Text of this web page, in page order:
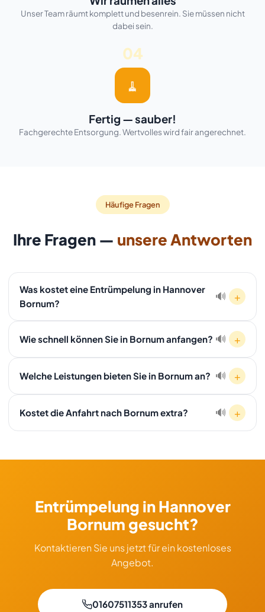
Unser Team räumt komplett und besenrein. Sie müssen nicht
dabei sein.
04
🧹
Fertig — sauber!
Fachgerechte Entsorgung. Wertvolles wird fair angerechnet.
Häufige Fragen
Ihre Fragen — unsere Antworten
Was kostet eine Entrümpelung in Hannover
Bornum?
🔊 +
Die Kosten hängen von Volumen, Stockwerk und
Wertgegenständen ab. Nach einer kostenlosen Besichtigung
in Bornum erhalten Sie ein verbindliches Festpreisangebot.
Rufen Sie an: 01607511353.
Wie schnell können Sie in Bornum anfangen? 🔊 +
Da Bornum ein Stadtteil von Hannover ist, können wir oft
innerhalb von 24 Stunden bei Ihnen sein. Bei dringenden Fällen
ist ein Start am selben Tag möglich.
Welche Leistungen bieten Sie in Bornum an? 🔊 +
In Bornum bieten wir: Entrümpelung, Haushaltsauflösung,
Wohnungsauflösung, Kellerräumung, Entkernung,
Schrottabholung, Ankauf und Transport — alles mit Festpreis
Kostet die Anfahrt nach Bornum extra? 🔊 +
Entrümpelung in Hannover
Bornum gesucht?
Kontaktieren Sie uns jetzt für ein kostenloses
Angebot.
01607511353 anrufen